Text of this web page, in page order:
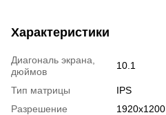
Характеристики
Диагональ экрана,
дюймов
10.1
Тип матрицы
IPS
Разрешение
1920x1200